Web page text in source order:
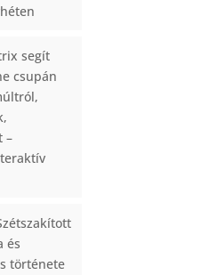
segít
csupán
–
és
története